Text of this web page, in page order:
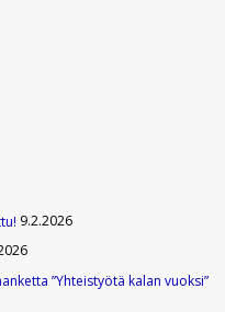
9.2.2026
”Yhteistyötä kalan vuoksi”